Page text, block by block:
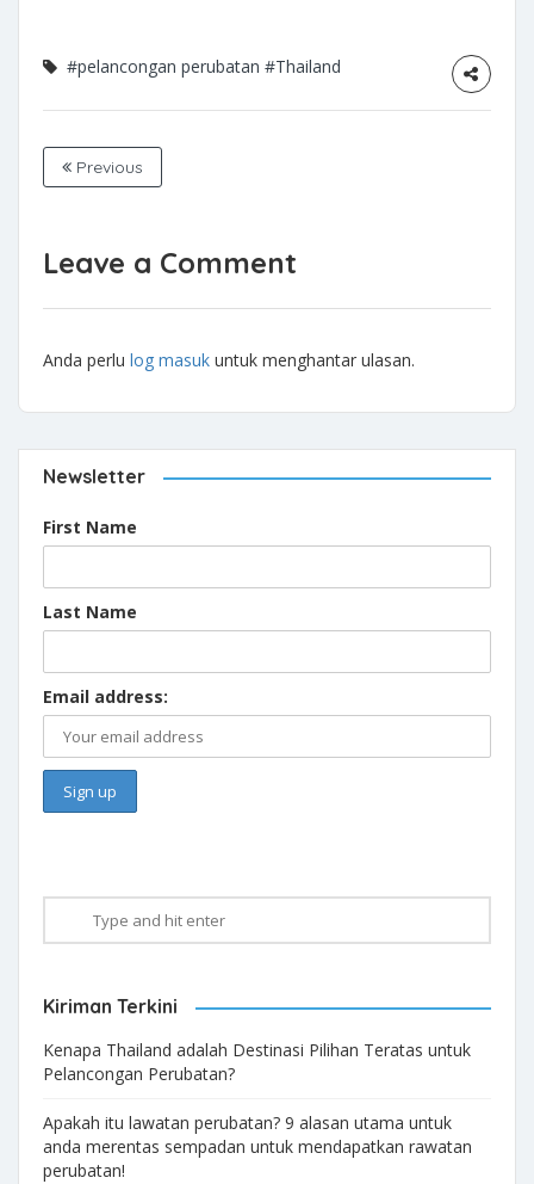
#pelancongan perubatan #Thailand
Previous
Leave a Comment
Anda perlu log masuk untuk menghantar ulasan.
Newsletter
First Name
Last Name
Email address:
Kiriman Terkini
Kenapa Thailand adalah Destinasi Pilihan Teratas untuk
Pelancongan Perubatan?
Apakah itu lawatan perubatan? 9 alasan utama untuk
anda merentas sempadan untuk mendapatkan rawatan
perubatan!